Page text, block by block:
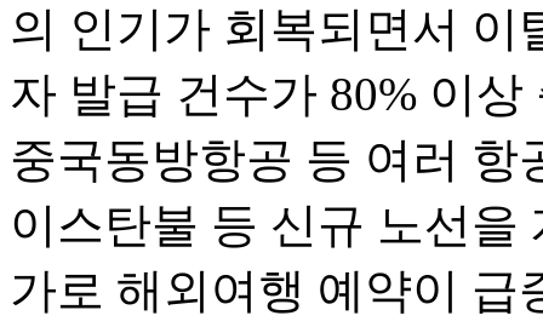
의 인기가 회복되면서 이
자 발급 건수가 80% 이
중국동방항공 등 여러 항
이스탄불 등 신규 노선을
가로 해외여행 예약이 급